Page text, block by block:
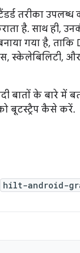
तरीका
है. साथ
गया है,
स्केलेबिलिटी, और
के बारे में
बूटस्ट्रैप कैसे करें.
hilt-android-